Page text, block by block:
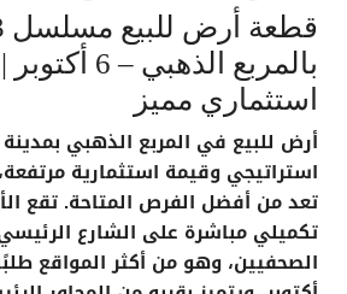
بالمربع الذهبي
استثماري مميز
أرض للبيع في المربع الذهبي بمدينة 6 أكتوبر
استراتيجي وقيمة استثمارية
تعد من أفضل الفرص المتاحة. تقع
تكميلي مباشرة على الشارع
الصحفيين